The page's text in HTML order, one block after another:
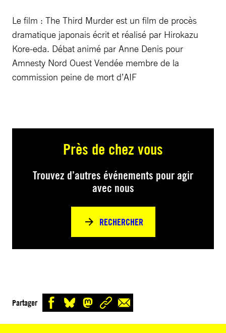
Le film : The Third Murder est un film de procès
dramatique japonais écrit et réalisé par Hirokazu
Kore-eda. Débat animé par Anne Denis pour
Amnesty Nord Ouest Vendée membre de la
commission peine de mort d’AIF
Près de chez vous
Trouvez d’autres événements pour agir
avec nous
RECHERCHER
Partager